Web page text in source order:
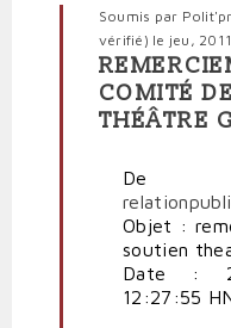
Soumis par
vérifié) le jeu,
En
réponse
à
dieu
contre
théâtre
COMITÉ
THÉÂTRE
Objet :
soutien
Date :
12:27:55